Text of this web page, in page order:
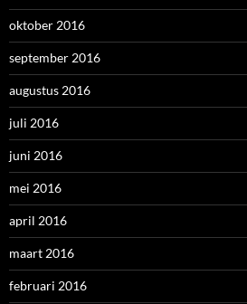
oktober 2016
september 2016
augustus 2016
juli 2016
juni 2016
mei 2016
april 2016
maart 2016
februari 2016